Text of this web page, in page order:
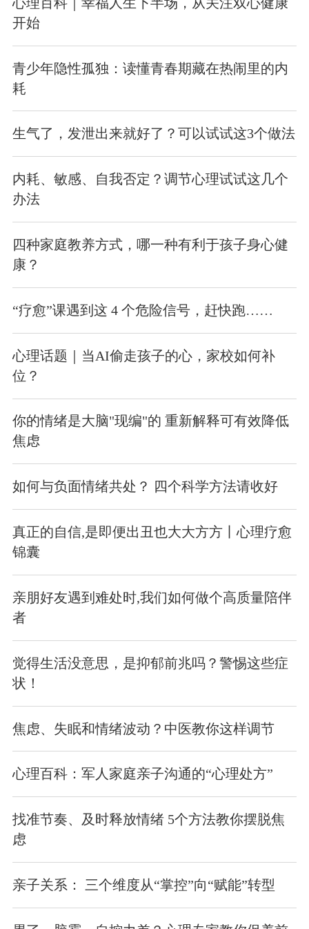
开始
青少年隐性孤独：读懂青春期藏在热闹里的内
耗
生气了，发泄出来就好了？可以试试这3个做法
内耗、敏感、自我否定？调节心理试试这几个
办法
四种家庭教养方式，哪一种有利于孩子身心健
康？
“疗愈”课遇到这 4 个危险信号，赶快跑……
心理话题｜当AI偷走孩子的心，家校如何补
位？
你的情绪是大脑"现编"的 重新解释可有效降低
焦虑
如何与负面情绪共处？ 四个科学方法请收好
真正的自信,是即便出丑也大大方方丨心理疗愈
锦囊
亲朋好友遇到难处时,我们如何做个高质量陪伴
者
觉得生活没意思，是抑郁前兆吗？警惕这些症
状！
焦虑、失眠和情绪波动？中医教你这样调节
心理百科：军人家庭亲子沟通的“心理处方”
找准节奏、及时释放情绪 5个方法教你摆脱焦
虑
亲子关系： 三个维度从“掌控”向“赋能”转型